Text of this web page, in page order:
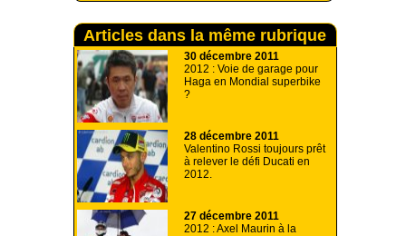
Articles dans la même rubrique
30 décembre 2011
2012 : Voie de garage pour
Haga en Mondial superbike
?
28 décembre 2011
Valentino Rossi toujours prêt
à relever le défi Ducati en
2012.
27 décembre 2011
2012 : Axel Maurin à la